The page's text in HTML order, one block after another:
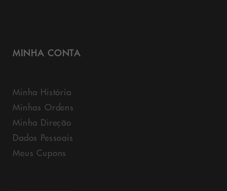
MINHA CONTA
Minha História
Minhas Ordens
Minha Direção
Dados Pessoais
Meus Cupons